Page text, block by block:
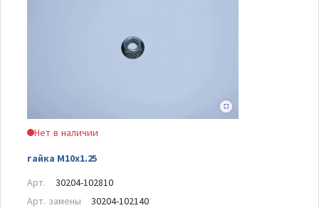
Нет в наличии
гайка M10x1.25
Арт.
30204-102810
Арт. замены
30204-102140